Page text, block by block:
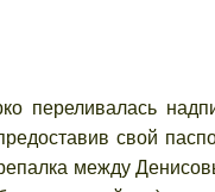
переливалась
свой
между